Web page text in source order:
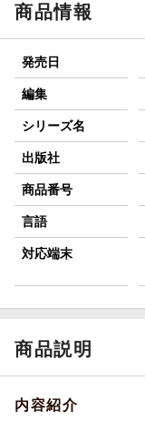
商品情報
発売日
編集
シリーズ名
出版社
商品番号
言語
対応端末
商品説明
内容紹介